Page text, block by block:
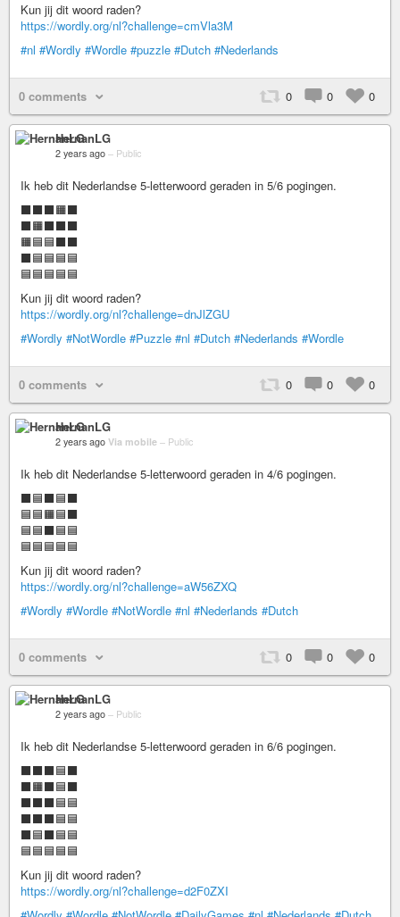
Kun jij dit woord raden?
https://wordly.org/nl?challenge=cmVla3M
#nl #Wordly #Wordle #puzzle #Dutch #Nederlands
0 comments 0 0 0
HernanLG
2 years ago – Public
Ik heb dit Nederlandse 5-letterwoord geraden in 5/6 pogingen.
⬛⬛⬛🟧⬛
⬛🟧⬛⬛⬛
🟧🟦🟦⬛⬛
⬛🟦🟦🟦🟦
🟦🟦🟦🟦🟦
Kun jij dit woord raden?
https://wordly.org/nl?challenge=dnJlZGU
#Wordly #NotWordle #Puzzle #nl #Dutch #Nederlands #Wordle
0 comments 0 0 0
HernanLG
2 years ago Via mobile – Public
Ik heb dit Nederlandse 5-letterwoord geraden in 4/6 pogingen.
⬛🟦⬛🟦⬛
🟦🟦🟧🟦⬛
🟦🟦⬛🟦🟦
🟦🟦🟦🟦🟦
Kun jij dit woord raden?
https://wordly.org/nl?challenge=aW56ZXQ
#Wordly #Wordle #NotWordle #nl #Nederlands #Dutch
0 comments 0 0 0
HernanLG
2 years ago – Public
Ik heb dit Nederlandse 5-letterwoord geraden in 6/6 pogingen.
⬛⬛⬛🟦⬛
⬛🟧⬛🟦⬛
⬛⬛⬛🟦🟦
⬛⬛⬛🟦🟦
⬛🟦⬛🟦🟦
🟦🟦🟦🟦🟦
Kun jij dit woord raden?
https://wordly.org/nl?challenge=d2F0ZXI